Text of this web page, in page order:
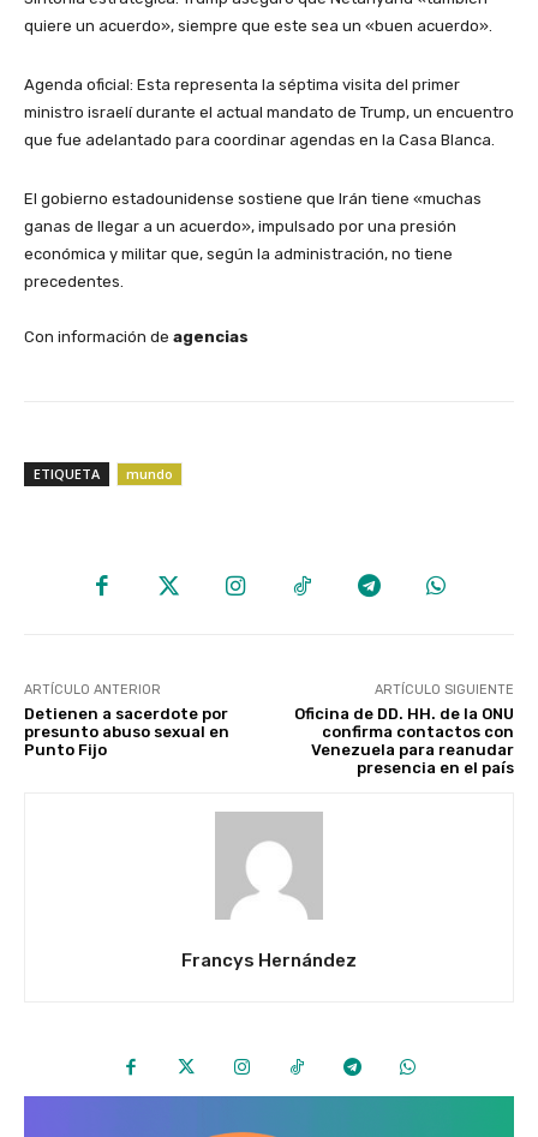
quiere un acuerdo», siempre que este sea un «buen acuerdo».
​Agenda oficial: Esta representa la séptima visita del primer
ministro israelí durante el actual mandato de Trump, un encuentro
que fue adelantado para coordinar agendas en la Casa Blanca.
​El gobierno estadounidense sostiene que Irán tiene «muchas
ganas de llegar a un acuerdo», impulsado por una presión
económica y militar que, según la administración, no tiene
precedentes.
Con información de agencias
ETIQUETA mundo
ARTÍCULO ANTERIOR
Detienen a sacerdote por
presunto abuso sexual en
Punto Fijo
ARTÍCULO SIGUIENTE
Oficina de DD. HH. de la ONU
confirma contactos con
Venezuela para reanudar
presencia en el país
Francys Hernández